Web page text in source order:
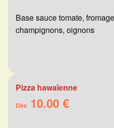
Base sauce tomate,
champignons, oignons
Pizza hawaïenne
Dès 10.00 €